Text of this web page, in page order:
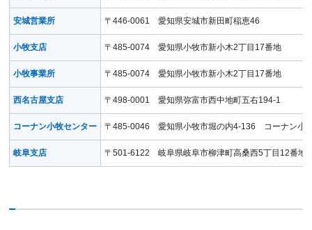
安城営業所 〒446-0061 愛知県安城市新田町稲恵46
小牧支店 〒485-0074 愛知県小牧市新小木2丁目17番地
小牧事業所 〒485-0074 愛知県小牧市新小木2丁目17番地
西名古屋支店 〒498-0001 愛知県弥富市西中地町五右194-1
コーナン小牧センター 〒485-0046 愛知県小牧市堀の内4-136 コーナン小
岐阜支店 〒501-6122 岐阜県岐阜市柳津町高桑西5丁目12番地